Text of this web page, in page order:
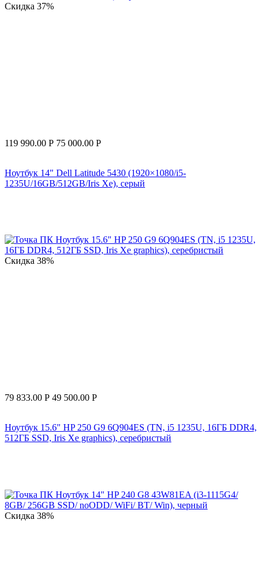
Скидка 37%
119 990.00 Р 75 000.00 Р
Ноутбук 14" Dell Latitude 5430 (1920×1080/i5-
1235U/16GB/512GB/Iris Xe), серый
Скидка 38%
79 833.00 Р 49 500.00 Р
Ноутбук 15.6" HP 250 G9 6Q904ES (TN, i5 1235U, 16ГБ DDR4,
512ГБ SSD, Iris Xe graphics), серебристый
Скидка 38%